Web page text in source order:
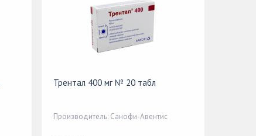
Трентал 400 мг № 20 табл
Производитель: Санофи-Авентис